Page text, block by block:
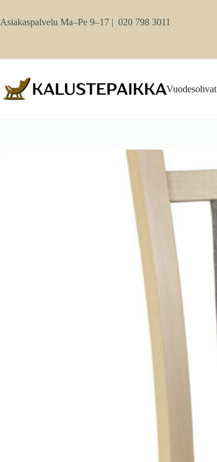
content
Asiakaspalvelu Ma–Pe 9–17 | 020 798 3011
Vuodesohvat